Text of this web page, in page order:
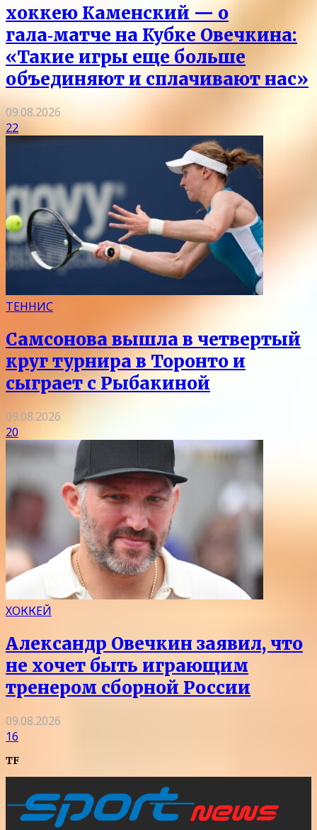
хоккею Каменский — о
гала‑матче на Кубке Овечкина:
«Такие игры еще больше
объединяют и сплачивают нас»
09.08.2026
22
ТЕННИС
Самсонова вышла в четвертый
круг турнира в Торонто и
сыграет с Рыбакиной
09.08.2026
20
ХОККЕЙ
Александр Овечкин заявил, что
не хочет быть играющим
тренером сборной России
09.08.2026
16
TF